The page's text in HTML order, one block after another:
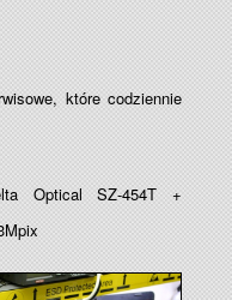
które codziennie
Optical SZ-454T +